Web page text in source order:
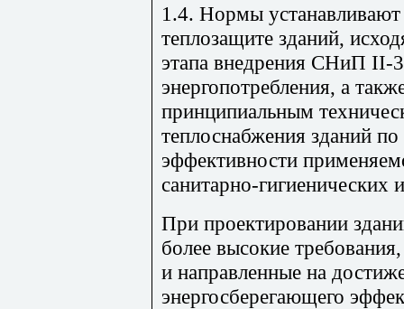
1.4. Нормы устанавливают
теплозащите зданий,
этапа внедрения СНиП II-
энергопотребления, а
принципиальным
теплоснабжения зданий
эффективности
санитарно-
При проектировании
более высокие
и направленные на
энергосберегающего